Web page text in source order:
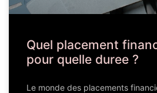
Quel placement
pour quelle duree ?
Le monde des placements